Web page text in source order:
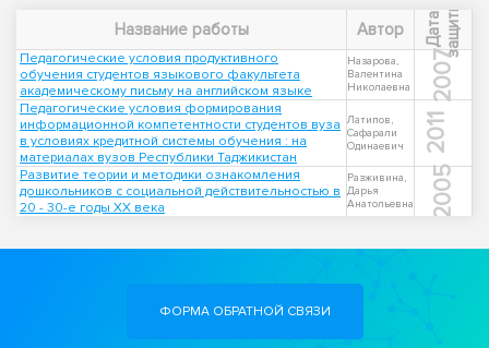
Название работы Автор Д
а
т
а
з
а
щ
и
т ы
Педагогические условия продуктивного
обучения студентов языкового факультета
академическому письму на английском языке
Назарова,
Валентина
Николаевна
2007
Педагогические условия формирования
информационной компетентности студентов вуза
в условиях кредитной системы обучения : на
материалах вузов Республики Таджикистан
Латипов,
Сафарали
Одинаевич
2011
Развитие теории и методики ознакомления
дошкольников с социальной действительностью в
20 - 30-е годы XX века
Разживина,
Дарья
Анатольевна
2005
ФОРМА ОБРАТНОЙ СВЯЗИ